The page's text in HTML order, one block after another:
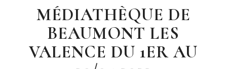
MÉDIATHÈQUE DE
BEAUMONT LES
VALENCE DU 1ER AU